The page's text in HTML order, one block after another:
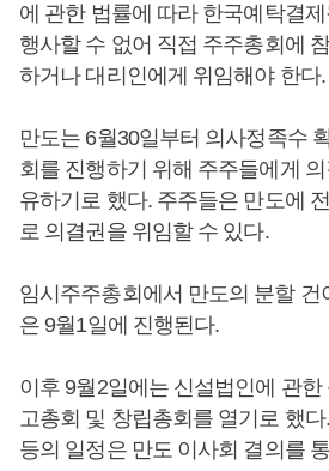
에 관한 법률에 따라 한국예탁결
행사할 수 없어 직접 주주총회에
하거나 대리인에게 위임해야 한다.
만도는 6월30일부터 의사정족수
회를 진행하기 위해 주주들에게
유하기로 했다. 주주들은 만도에
로 의결권을 위임할 수 있다.
임시주주총회에서 만도의 분할 건
은 9월1일에 진행된다.
이후 9월2일에는 신설법인에 관
고총회 및 창립총회를 열기로 했
등의 일정은 만도 이사회 결의를